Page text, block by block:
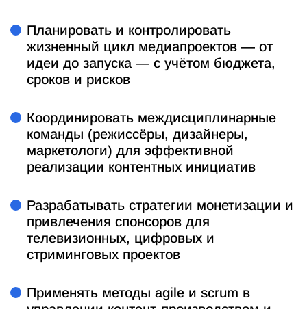
Планировать и контролировать
жизненный цикл медиапроектов — от
идеи до запуска — с учётом бюджета,
сроков и рисков
Координировать междисциплинарные
команды (режиссёры, дизайнеры,
маркетологи) для эффективной
реализации контентных инициатив
Разрабатывать стратегии монетизации и
привлечения спонсоров для
телевизионных, цифровых и
стриминговых проектов
Применять методы agile и scrum в